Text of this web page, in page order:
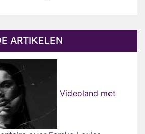
ARTIKELEN
Videoland met